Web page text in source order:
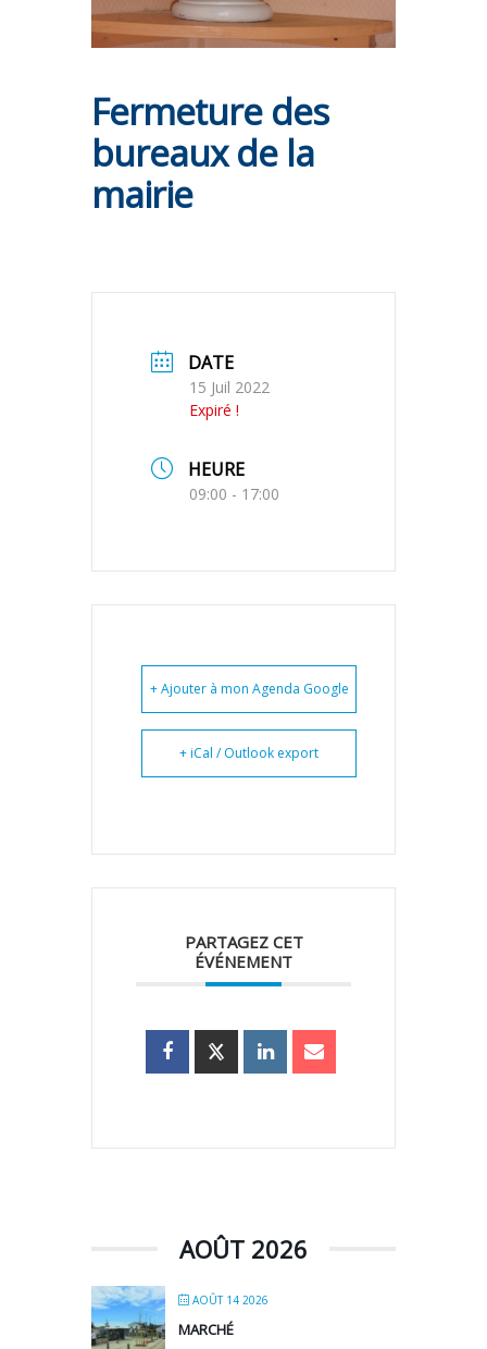
Fermeture des
bureaux de la
mairie
DATE
15 Juil 2022
Expiré !
HEURE
09:00 - 17:00
+ Ajouter à mon Agenda Google
+ iCal / Outlook export
PARTAGEZ CET
ÉVÉNEMENT
AOÛT 2026
AOÛT 14 2026
MARCHÉ